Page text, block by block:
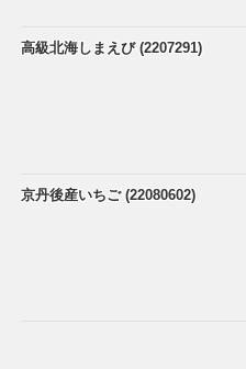
高級北海しまえび (2207291)
京丹後産いちご (22080602)